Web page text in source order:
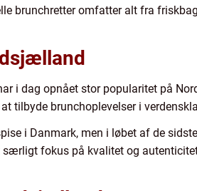
brunchretter omfatter alt fra
i dag opnået stor popularitet på
tilbyde brunchoplevelser i
i Danmark, men i løbet af de
fokus på kvalitet og